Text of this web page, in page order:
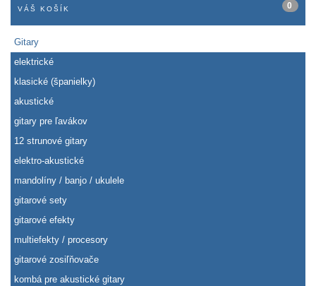
VÁŠ KOŠÍK 0
Gitary
elektrické
klasické (španielky)
akustické
gitary pre ľavákov
12 strunové gitary
elektro-akustické
mandolíny / banjo / ukulele
gitarové sety
gitarové efekty
multiefekty / procesory
gitarové zosiľňovače
kombá pre akustické gitary